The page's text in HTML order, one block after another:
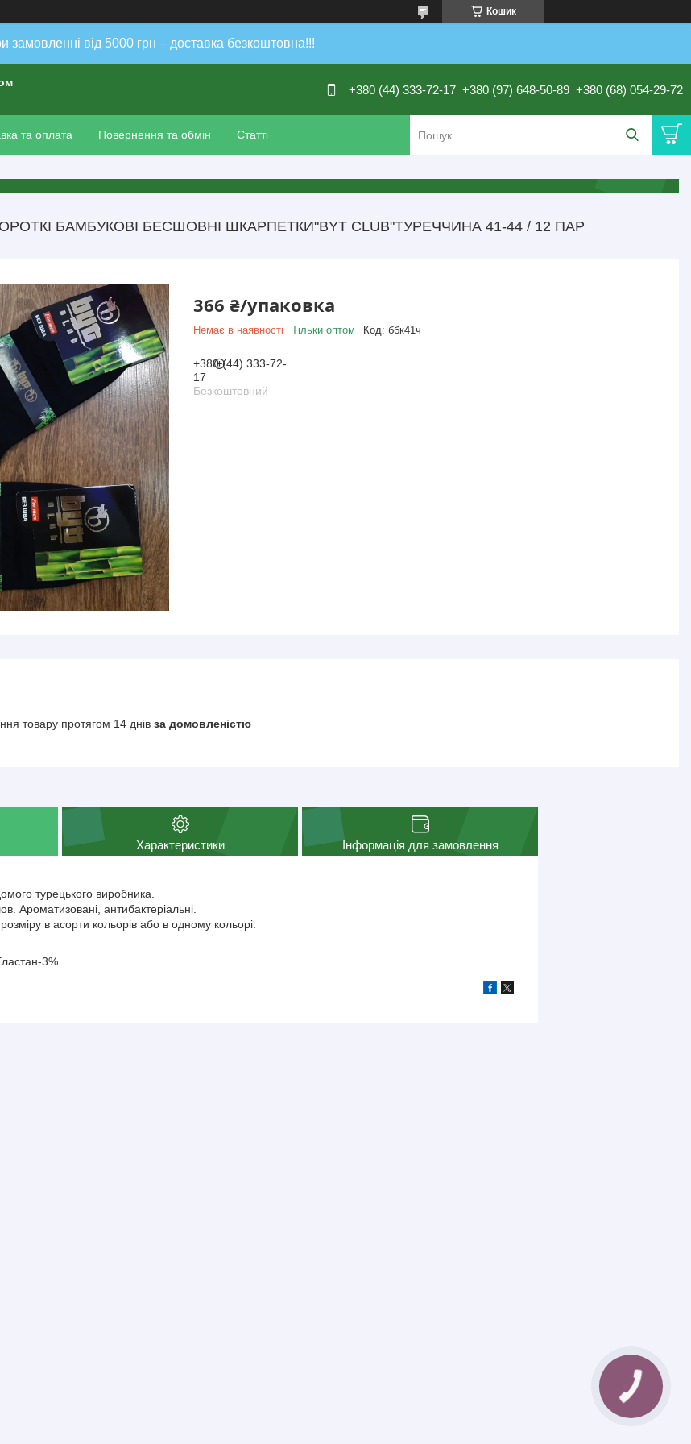
Кошик
замовленні від 5000 грн – доставка безкоштовна!!!
+380 (44) 333-72-17 +380 (97) 648-50-89 +380 (68) 054-29-72
та оплата Повернення та обмін Статті
БАМБУКОВІ БЕСШОВНІ ШКАРПЕТКИ"BYT CLUB"ТУРЕЧЧИНА 41-44 / 12 ПАР
366 ₴/упаковка
Немає в наявності Тільки оптом Код: ббк41ч
+380 (44) 333-72-
17
Безкоштовний
товару протягом 14 днів за домовленістю
Характеристики Інформація для замовлення
турецького виробника.
Ароматизовані, антибактеріальні.
в асорти кольорів або в одному кольорі.
3%
КНОПКА
ЗВ'ЯЗКУ